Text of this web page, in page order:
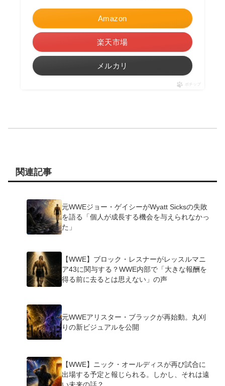
Amazon
楽天市場
メルカリ
ポチップ
関連記事
元WWEジョー・ゲイシーがWyatt Sicksの失敗
を語る「個人が成長する機会を与えられなかっ
た」
【WWE】ブロック・レスナーがレッスルマニ
ア43に関与する？WWE内部で「大きな報酬を
得る前に去るとは思えない」の声
元WWEアリスター・ブラックが再始動。丸刈
りの新ビジュアルを公開
【WWE】ニック・オールディスが再び試合に
出場する予定と報じられる。しかし、それは遠